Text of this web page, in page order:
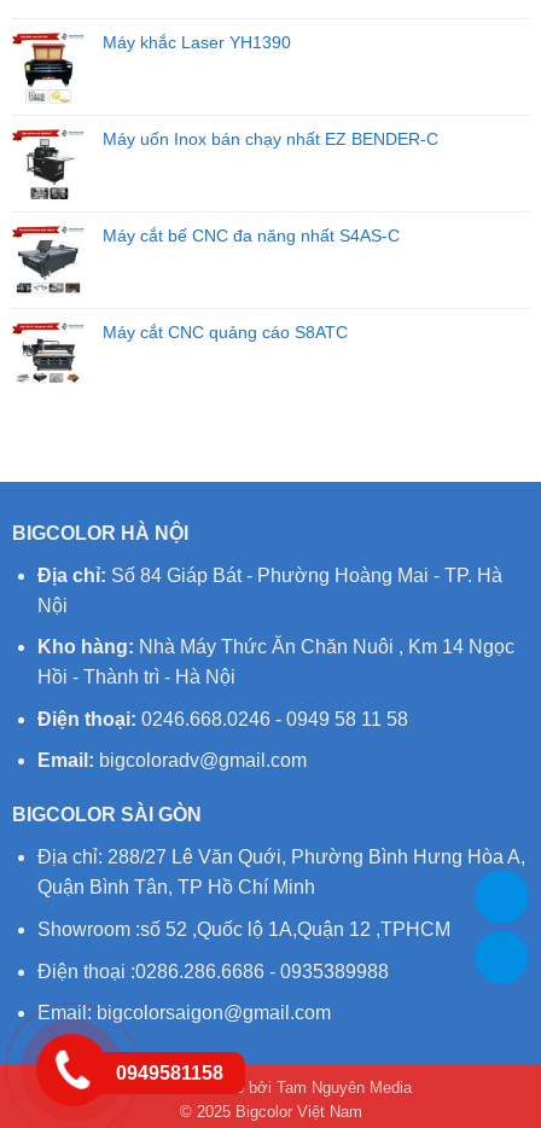
Máy khắc Laser YH1390
Máy uốn Inox bán chạy nhất EZ BENDER-C
Máy cắt bế CNC đa năng nhất S4AS-C
Máy cắt CNC quảng cáo S8ATC
BIGCOLOR HÀ NỘI
Địa chỉ: Số 84 Giáp Bát - Phường Hoàng Mai - TP. Hà
Nội
Kho hàng: Nhà Máy Thức Ăn Chăn Nuôi , Km 14 Ngọc
Hồi - Thành trì - Hà Nội
Điện thoại: 0246.668.0246 - 0949 58 11 58
Email: bigcoloradv@gmail.com
BIGCOLOR SÀI GÒN
Địa chỉ: 288/27 Lê Văn Quới, Phường Bình Hưng Hòa A,
Quận Bình Tân, TP Hồ Chí Minh
Showroom :số 52 ,Quốc lộ 1A,Quận 12 ,TPHCM
Điện thoại :0286.286.6686 - 0935389988
Email:bigcolorsaigon@gmail.com
Thiết kế website bởi Tam Nguyên Media
© 2025 Bigcolor Việt Nam
0949581158